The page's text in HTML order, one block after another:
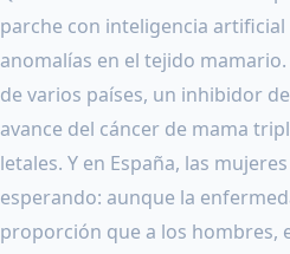
parche con inteligencia
anomalías en el tejido
de varios países, un inhibidor
avance del cáncer de mama
letales. Y en España, las
esperando: aunque la
proporción que a los hombres,